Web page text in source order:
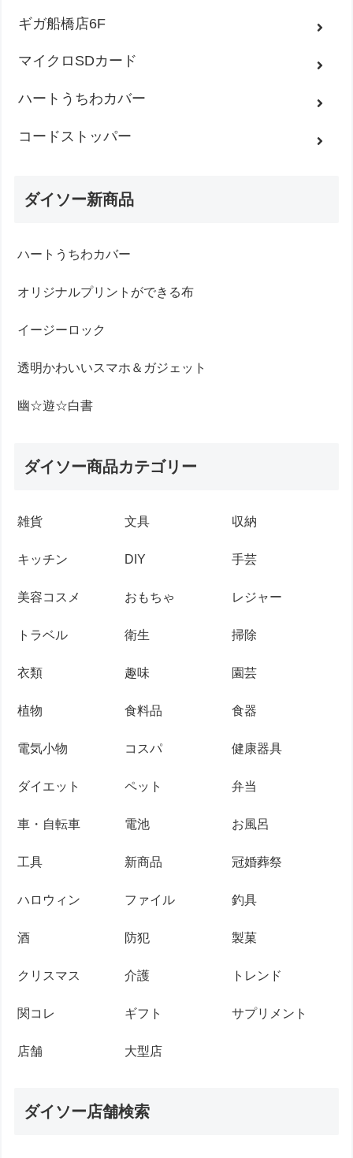
ギガ船橋店6F
マイクロSDカード
ハートうちわカバー
コードストッパー
ダイソー新商品
ハートうちわカバー
オリジナルプリントができる布
イージーロック
透明かわいいスマホ＆ガジェット
幽☆遊☆白書
ダイソー商品カテゴリー
雑貨 文具 収納
キッチン DIY 手芸
美容コスメ おもちゃ レジャー
トラベル 衛生 掃除
衣類 趣味 園芸
植物 食料品 食器
電気小物 コスパ 健康器具
ダイエット ペット 弁当
車・自転車 電池 お風呂
工具 新商品 冠婚葬祭
ハロウィン ファイル 釣具
酒 防犯 製菓
クリスマス 介護 トレンド
関コレ ギフト サプリメント
店舗 大型店
ダイソー店舗検索